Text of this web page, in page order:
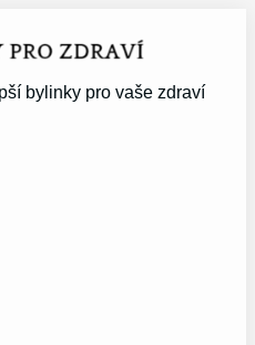
bylinky pro vaše zdraví